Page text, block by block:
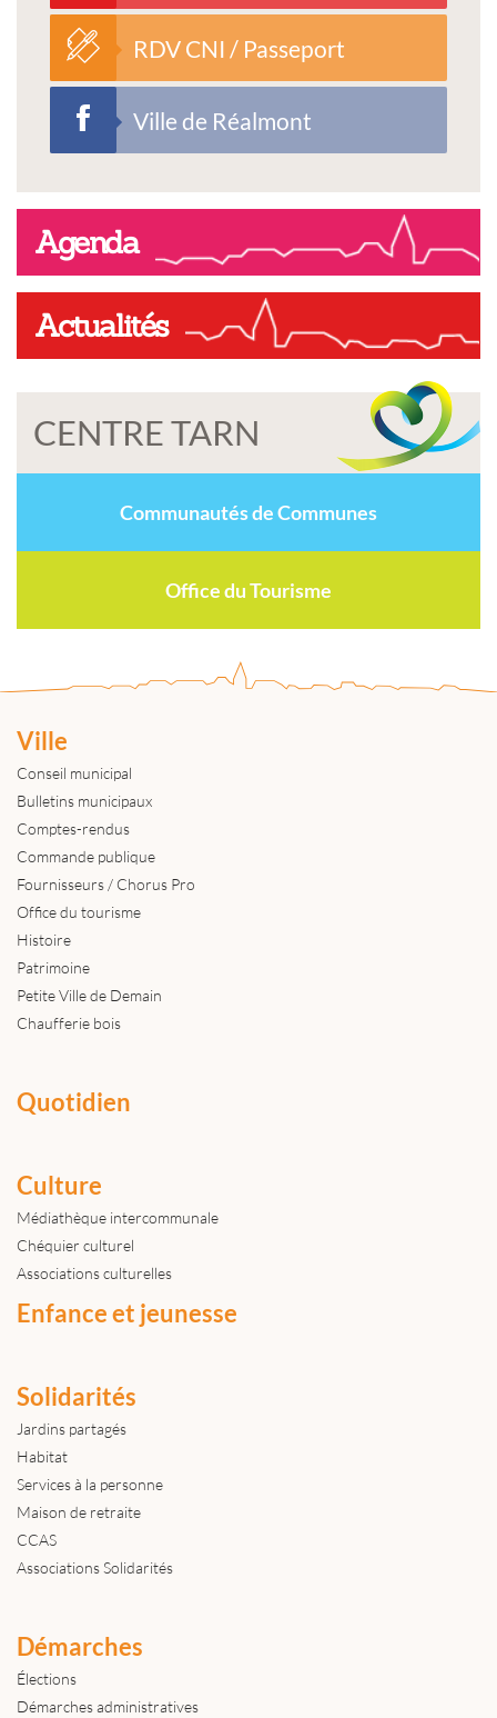
RDV CNI / Passeport
Ville de Réalmont
Agenda
Actualités
CENTRE TARN
Communautés de Communes
Office du Tourisme
Ville
Conseil municipal
Bulletins municipaux
Comptes-rendus
Commande publique
Fournisseurs / Chorus Pro
Office du tourisme
Histoire
Patrimoine
Petite Ville de Demain
Chaufferie bois
Quotidien
Culture
Médiathèque intercommunale
Chéquier culturel
Associations culturelles
Enfance et jeunesse
Solidarités
Jardins partagés
Habitat
Services à la personne
Maison de retraite
CCAS
Associations Solidarités
Démarches
Élections
Démarches administratives